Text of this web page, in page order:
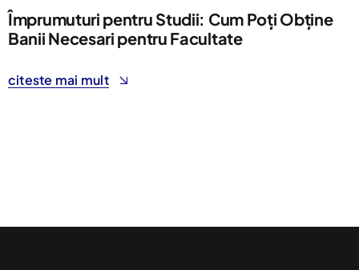
Împrumuturi pentru Studii: Cum Poți Obține
Banii Necesari pentru Facultate
citeste mai mult